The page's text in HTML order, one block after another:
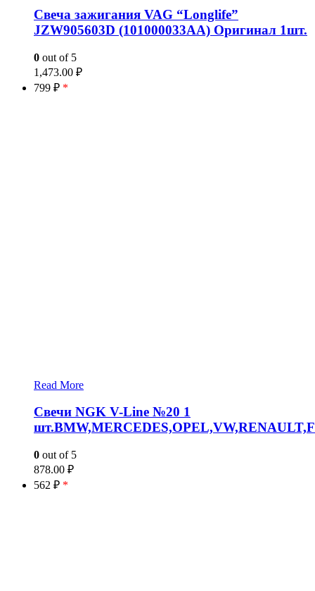
Свеча зажигания VAG “Longlife”
JZW905603D (101000033AA) Оригинал 1шт.
0 out of 5
1,473.00 ₽
799 ₽ *
Read More
Свечи NGK V-Line №20 1
0 out of 5
878.00 ₽
562 ₽ *